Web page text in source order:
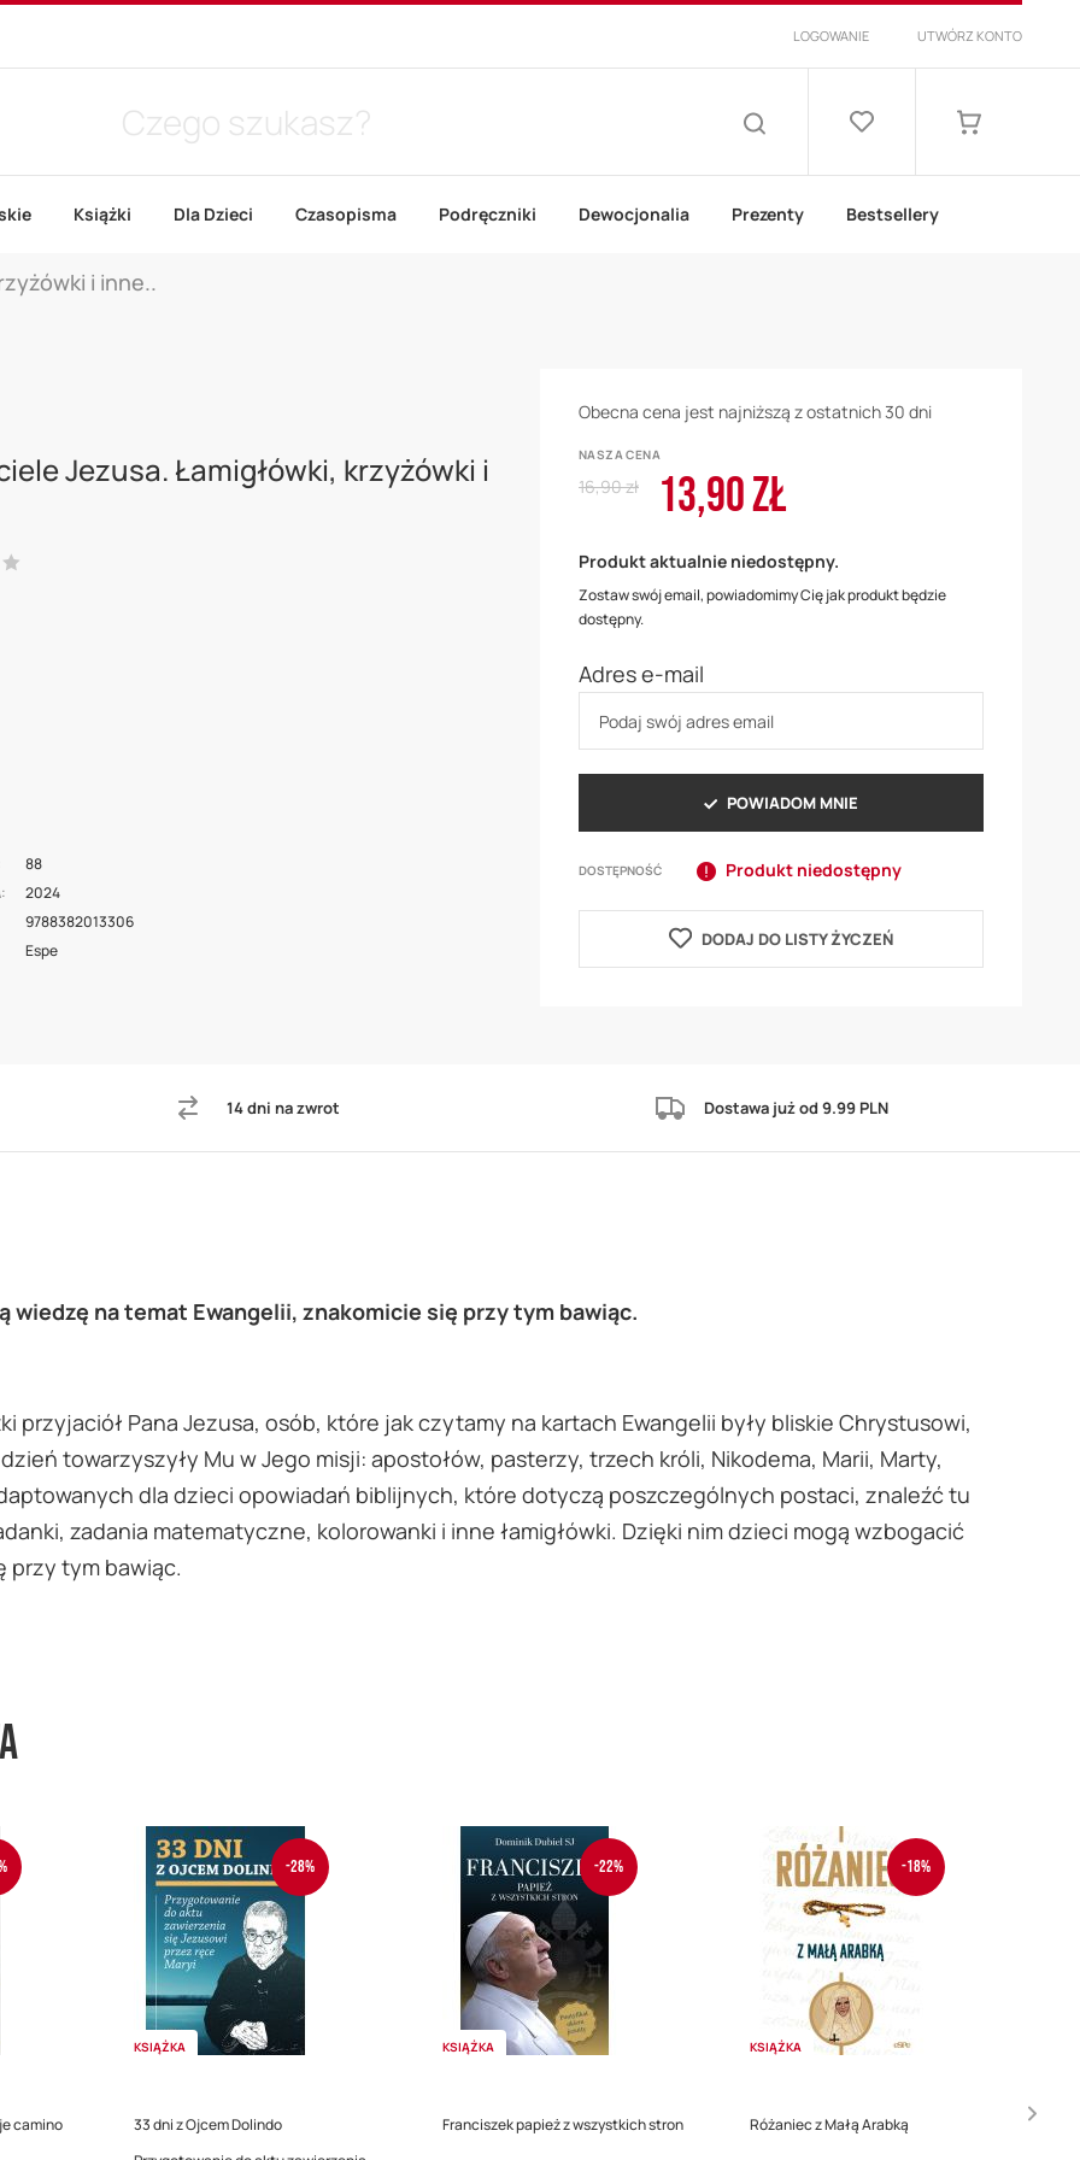
LOGOWANIE UTWÓRZ KONTO
Lista
Książki Dla Dzieci Czasopisma Podręczniki Dewocjonalia Prezenty Bestsellery
i inne..
Jezusa. Łamigłówki, krzyżówki i
88
2024
9788382013306
Espe
Obecna cena jest najniższą z ostatnich 30 dni
NASZA CENA
Cena
promocyjna
13,90 ZŁ
Regular
16,90 zł
Produkt aktualnie niedostępny.
Zostaw swój email, powiadomimy Cię jak produkt będzie
dostępny.
Adres e-mail
POWIADOM MNIE
DOSTĘPNOŚĆ Produkt niedostępny
DODAJ DO LISTY ŻYCZEŃ
14 dni na zwrot Dostawa już od 9.99 PLN
na temat Ewangelii, znakomicie się przy tym bawiąc.
przyjaciół Pana Jezusa, osób, które jak czytamy na kartach Ewangelii były bliskie Chrystusowi,
towarzyszyły Mu w Jego misji: apostołów, pasterzy, trzech króli, Nikodema, Marii, Marty,
dla dzieci opowiadań biblijnych, które dotyczą poszczególnych postaci, znaleźć tu
zadania matematyczne, kolorowanki i inne łamigłówki. Dzięki nim dzieci mogą wzbogacić
przy tym bawiąc.
camino
-28%
KSIĄŻKA
33 dni z Ojcem Dolindo
-22%
KSIĄŻKA
Franciszek papież z wszystkich stron
-18%
KSIĄŻKA
Różaniec z Małą Arabką